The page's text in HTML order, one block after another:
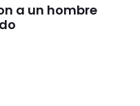
a un hombre